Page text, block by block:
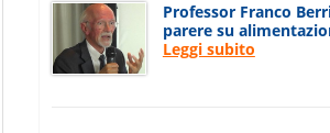
Professor Franco
parere su
Leggi subito